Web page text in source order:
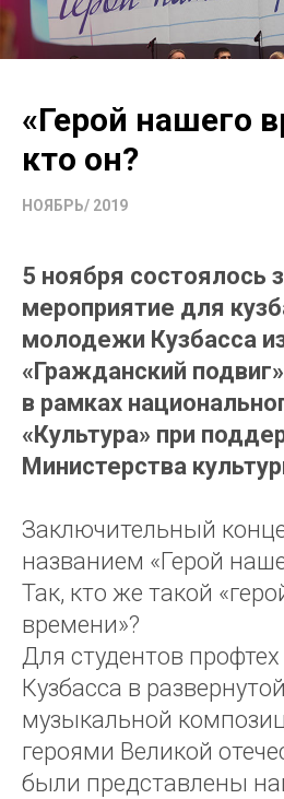
«Герой нашего
кто он?
НОЯБРЬ/ 2019
5 ноября состоялось
мероприятие для
молодежи Кузбасса
«Гражданский
в рамках
«Культура» при
Министерства
Заключительный
названием «Герой
Так, кто же такой
времени»?
Для студентов
Кузбасса в
музыкальной
героями Великой
были представлены